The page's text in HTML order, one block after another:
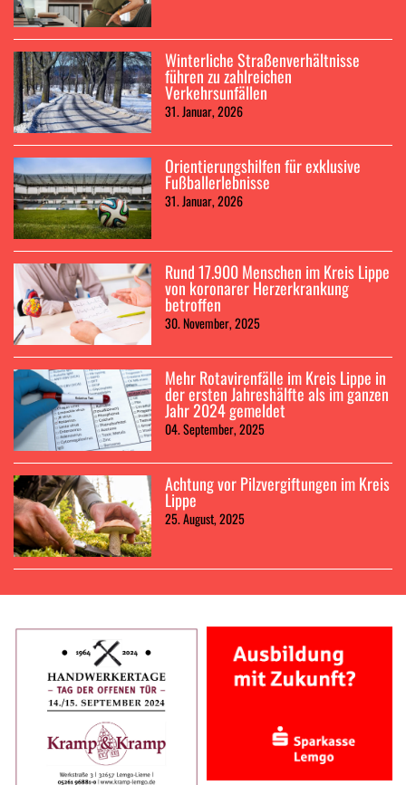
Winterliche Straßenverhältnisse
führen zu zahlreichen
Verkehrsunfällen
31. Januar, 2026
Orientierungshilfen für exklusive
Fußballerlebnisse
31. Januar, 2026
Rund 17.900 Menschen im Kreis Lippe
von koronarer Herzerkrankung
betroffen
30. November, 2025
Mehr Rotavirenfälle im Kreis Lippe in
der ersten Jahreshälfte als im ganzen
Jahr 2024 gemeldet
04. September, 2025
Achtung vor Pilzvergiftungen im Kreis
Lippe
25. August, 2025